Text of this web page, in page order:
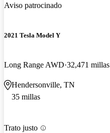
Aviso patrocinado
2021 Tesla Model Y
Long Range AWD 32,471 millas
Hendersonville, TN
35 millas
Trato justo